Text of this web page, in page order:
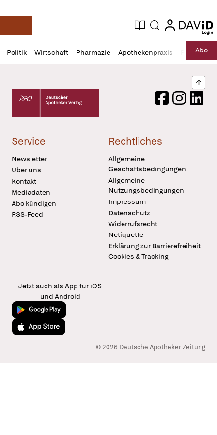
Deutsche Apotheker Zeitung
Aktuelle Ausgabe
Suche login
login
Politik Wirtschaft Pharmazie Apothekenpraxis RechtAbo
Profil
öffnen
Daz
Pur
Deutscher Apotheker Verlag Logo
FacebookInstagram
Service
Newsletter
Über uns
Kontakt
Mediadaten
Abo kündigen
RSS-Feed
Rechtliches
Allgemeine
Geschäftsbedingungen
Allgemeine
Nutzungsbedingungen
Impressum
Datenschutz
Widerrufsrecht
Netiquette
Erklärung zur Barrierefreiheit
Cookies & Tracking
Jetzt auch als App für iOS
und Android
Jetzt bei Google Play
Laden im App Store
© 2026 Deutsche Apotheker Zeitung